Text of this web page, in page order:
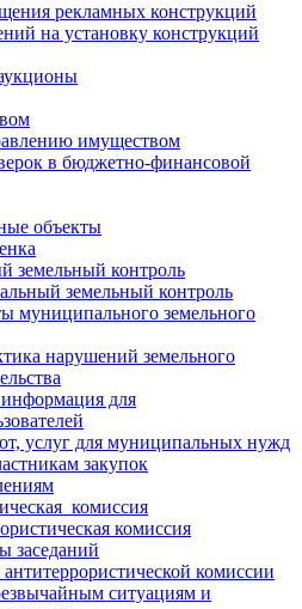
рекламных конструкций
на установку конструкций
имуществом
в бюджетно-финансовой
объекты
земельный контроль
земельный контроль
муниципального земельного
нарушений земельного
для
услуг для муниципальных нужд
закупок
комиссия
комиссия
заседаний
комиссии
ситуациям и